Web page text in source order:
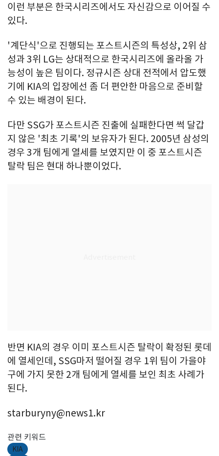
이런 부분은 한국시리즈에서도 자신감으로 이어질 수
있다.
'계단식'으로 진행되는 포스트시즌의 특성상, 2위 삼
성과 3위 LG는 상대적으로 한국시리즈에 올라올 가
능성이 높은 팀이다. 정규시즌 상대 전적에서 압도했
기에 KIA의 입장에선 좀 더 편안한 마음으로 준비할
수 있는 배경이 된다.
다만 SSG가 포스트시즌 진출에 실패한다면 썩 달갑
지 않은 '최초 기록'의 보유자가 된다. 2005년 삼성의
경우 3개 팀에게 열세를 보였지만 이 중 포스트시즌
탈락 팀은 현대 하나뿐이었다.
반면 KIA의 경우 이미 포스트시즌 탈락이 확정된 롯데
에 열세인데, SSG마저 떨어질 경우 1위 팀이 가을야
구에 가지 못한 2개 팀에게 열세를 보인 최초 사례가
된다.
starburyny@news1.kr
관련 키워드
KIA